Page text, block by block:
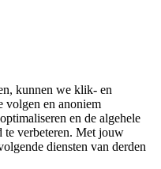
kunnen we klik- en
volgen en anoniem
en de algehele
te verbeteren. Met jouw
diensten van derden